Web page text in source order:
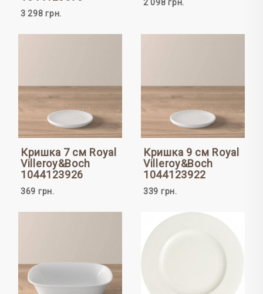
3 298 грн.
2 098 грн.
Кришка 7 см Royal
Villeroy&Boch
1044123926
369 грн.
Кришка 9 см Royal
Villeroy&Boch
1044123922
339 грн.